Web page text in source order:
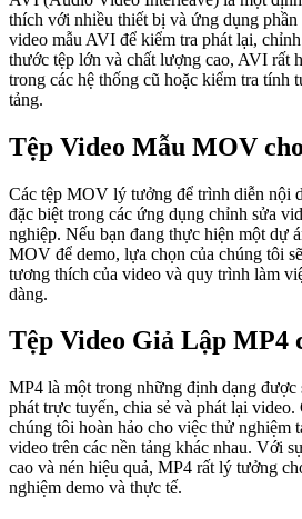
thích với nhiều thiết bị và ứng dụng
video mẫu AVI để kiểm tra phát lại,
thước tệp lớn và chất lượng cao, AVI rất
trong các hệ thống cũ hoặc kiểm tra tính
tảng.
Tệp Video Mẫu MOV
Các tệp MOV lý tưởng để trình diễn nội
đặc biệt trong các ứng dụng chỉnh sửa
nghiệp. Nếu bạn đang thực hiện một dự
MOV để demo, lựa chọn của chúng tôi
tương thích của video và quy trình làm
dàng.
Tệp Video Giả Lập MP4
MP4 là một trong những định dạng được
phát trực tuyến, chia sẻ và phát lại video.
chúng tôi hoàn hảo cho việc thử nghiệm
video trên các nền tảng khác nhau. Với
cao và nén hiệu quả, MP4 rất lý tưởng
nghiệm demo và thực tế.